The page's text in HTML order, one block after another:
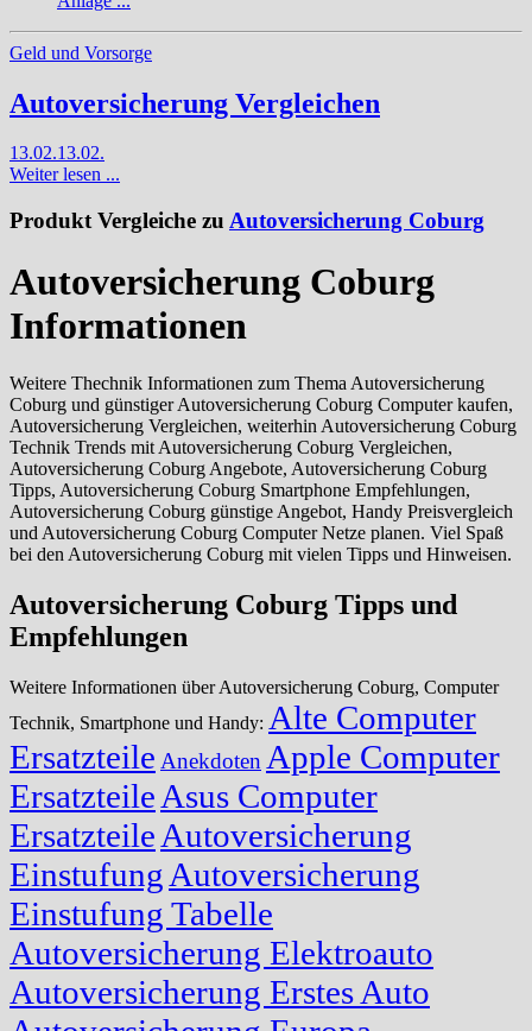
Geld und Vorsorge
Autoversicherung Vergleichen
13.02.13.02.
Weiter lesen ...
Produkt Vergleiche zu Autoversicherung Coburg
Autoversicherung Coburg
Informationen
Weitere Thechnik Informationen zum Thema Autoversicherung
Coburg und günstiger Autoversicherung Coburg Computer kaufen,
Autoversicherung Vergleichen, weiterhin Autoversicherung Coburg
Technik Trends mit Autoversicherung Coburg Vergleichen,
Autoversicherung Coburg Angebote, Autoversicherung Coburg
Tipps, Autoversicherung Coburg Smartphone Empfehlungen,
Autoversicherung Coburg günstige Angebot, Handy Preisvergleich
und Autoversicherung Coburg Computer Netze planen. Viel Spaß
bei den Autoversicherung Coburg mit vielen Tipps und Hinweisen.
Autoversicherung Coburg Tipps und
Empfehlungen
Weitere Informationen über Autoversicherung Coburg, Computer
Technik, Smartphone und Handy: Alte Computer
Ersatzteile Anekdoten Apple Computer
Ersatzteile Asus Computer
Ersatzteile Autoversicherung
Einstufung Autoversicherung
Einstufung Tabelle
Autoversicherung Elektroauto
Autoversicherung Erstes Auto